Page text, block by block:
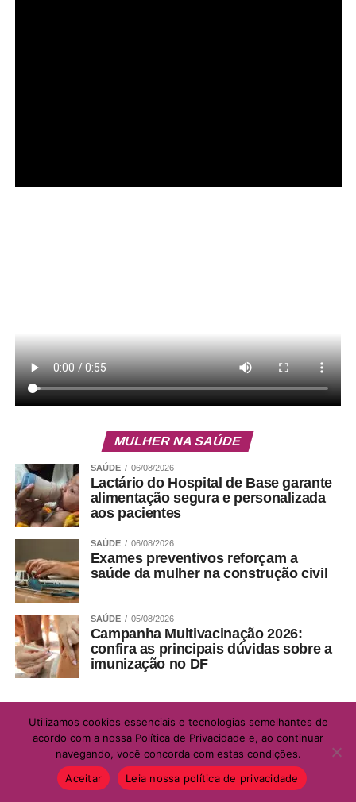
MULHER NA SAÚDE
SAÚDE 06/08/2026
Lactário do Hospital de Base garante
alimentação segura e personalizada
aos pacientes
SAÚDE 06/08/2026
Exames preventivos reforçam a
saúde da mulher na construção civil
SAÚDE 05/08/2026
Campanha Multivacinação 2026:
confira as principais dúvidas sobre a
imunização no DF
Utilizamos cookies essenciais e tecnologias semelhantes de
acordo com a nossa Política de Privacidade e, ao continuar
navegando, você concorda com estas condições.
Aceitar
Leia nossa política de privacidade